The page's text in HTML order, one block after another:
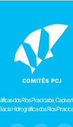
dos Rios Piracicaba,
Hidrográfica dos Rios